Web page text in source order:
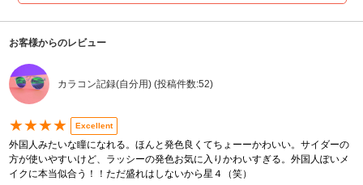
お客様からのレビュー
カラコン記録(自分用) (投稿件数:52)
★★★★ Excellent
外国人みたいな瞳になれる。ほんと発色良くてちょーーかわいい。サイダーの
方が使いやすいけど、ラッシーの発色お気に入りかわいすぎる。外国人ぽいメ
イクに本当似合う！！ただ盛れはしないから星４（笑）